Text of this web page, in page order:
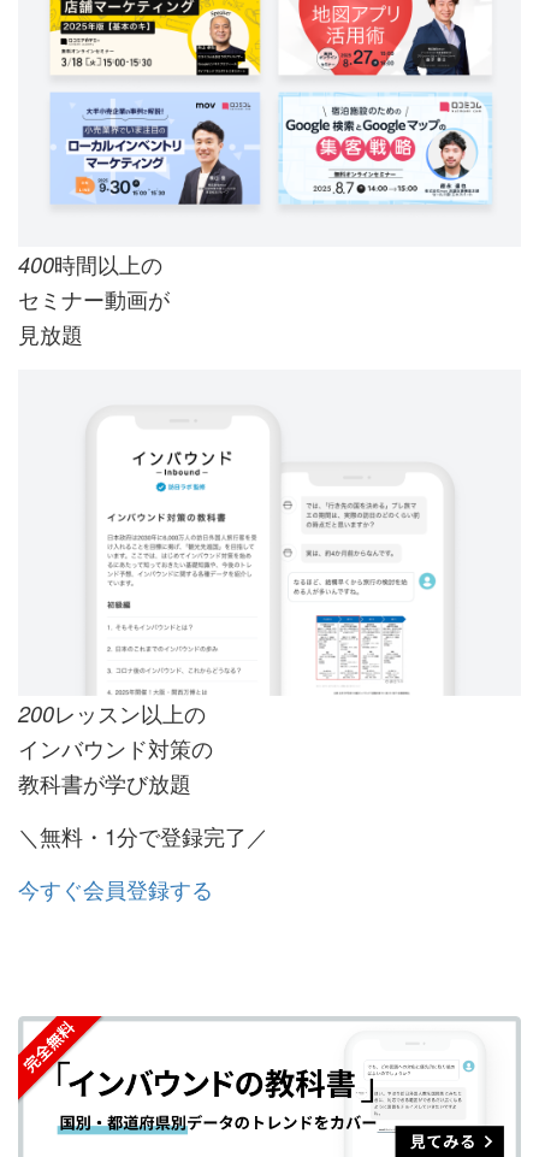
400時間以上の
セミナー動画が
見放題
200レッスン以上の
インバウンド対策の
教科書が学び放題
＼無料・1分で登録完了／
今すぐ会員登録する